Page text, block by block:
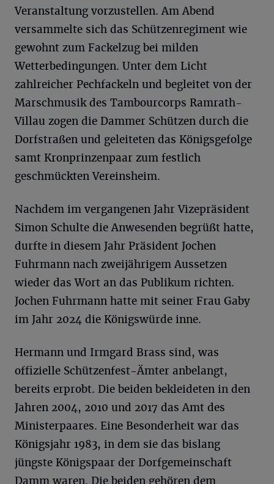
Veranstaltung vorzustellen. Am Abend
versammelte sich das Schützenregiment wie
gewohnt zum Fackelzug bei milden
Wetterbedingungen. Unter dem Licht
zahlreicher Pechfackeln und begleitet von der
Marschmusik des Tambourcorps Ramrath-
Villau zogen die Dammer Schützen durch die
Dorfstraßen und geleiteten das Königsgefolge
samt Kronprinzenpaar zum festlich
geschmückten Vereinsheim.
Nachdem im vergangenen Jahr Vizepräsident
Simon Schulte die Anwesenden begrüßt hatte,
durfte in diesem Jahr Präsident Jochen
Fuhrmann nach zweijährigem Aussetzen
wieder das Wort an das Publikum richten.
Jochen Fuhrmann hatte mit seiner Frau Gaby
im Jahr 2024 die Königswürde inne.
Hermann und Irmgard Brass sind, was
offizielle Schützenfest-Ämter anbelangt,
bereits erprobt. Die beiden bekleideten in den
Jahren 2004, 2010 und 2017 das Amt des
Ministerpaares. Eine Besonderheit war das
Königsjahr 1983, in dem sie das bislang
jüngste Königspaar der Dorfgemeinschaft
Damm waren. Die beiden gehören dem